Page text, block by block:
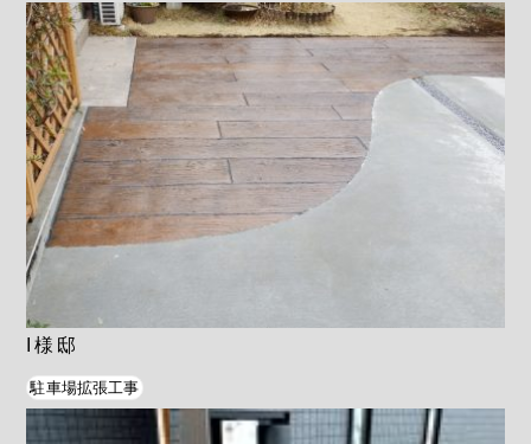
I様邸
駐車場拡張工事